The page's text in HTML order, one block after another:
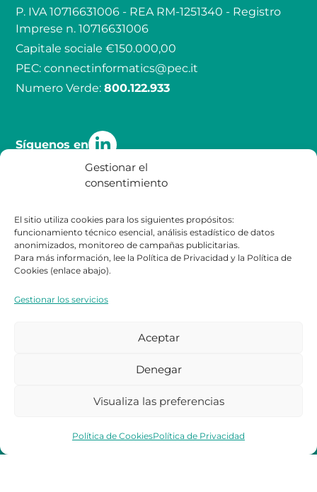
Gestionar el
consentimiento
El sitio utiliza cookies para los siguientes propósitos:
funcionamiento técnico esencial, análisis estadístico de datos
anonimizados, monitoreo de campañas publicitarias.
Para más información, lee la Política de Privacidad y la Política de
Cookies (enlace abajo).
Gestionar los servicios
Aceptar
Denegar
Visualiza las preferencias
Política de CookiesPolítica de Privacidad
P. IVA 10716631006 - REA RM-1251340 - Registro
Imprese n. 10716631006
Capitale sociale €150.000,00
PEC:connectinformatics@pec.it
Numero Verde:800.122.933
Síguenos en
CertificacionesContacto
Legal